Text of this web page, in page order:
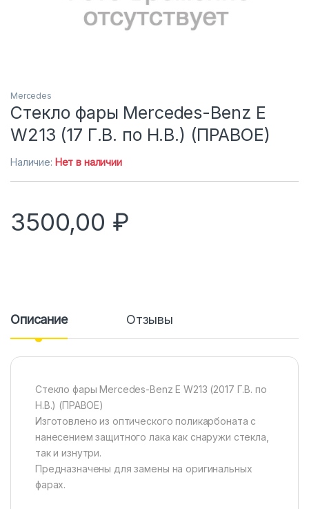
Mercedes
Стекло фары Mercedes-Benz E
W213 (17 Г.В. по Н.В.) (ПРАВОЕ)
Наличие: Нет в наличии
3500,00 ₽
Описание Отзывы
Стекло фары Mercedes-Benz E W213 (2017 Г.В. по
Н.В.) (ПРАВОЕ)
Изготовлено из оптического поликарбоната с
нанесением защитного лака как снаружи стекла,
так и изнутри.
Предназначены для замены на оригинальных
фарах.